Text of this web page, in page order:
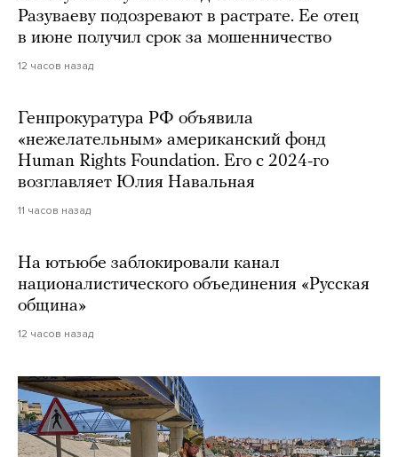
Разуваеву подозревают в растрате. Ее отец
в июне получил срок за мошенничество
12 часов назад
Генпрокуратура РФ объявила
«нежелательным» американский фонд
Human Rights Foundation. Его с 2024-го
возглавляет Юлия Навальная
11 часов назад
На ютьюбе заблокировали канал
националистического объединения «Русская
община»
12 часов назад